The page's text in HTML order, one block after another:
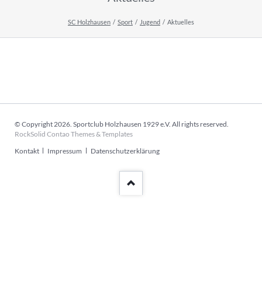
SC Holzhausen Sport Jugend Aktuelles
© Copyright 2026. Sportclub Holzhausen 1929 e.V. All rights reserved.
RockSolid Contao Themes & Templates
Navigation
Kontakt Impressum Datenschutzerklärung